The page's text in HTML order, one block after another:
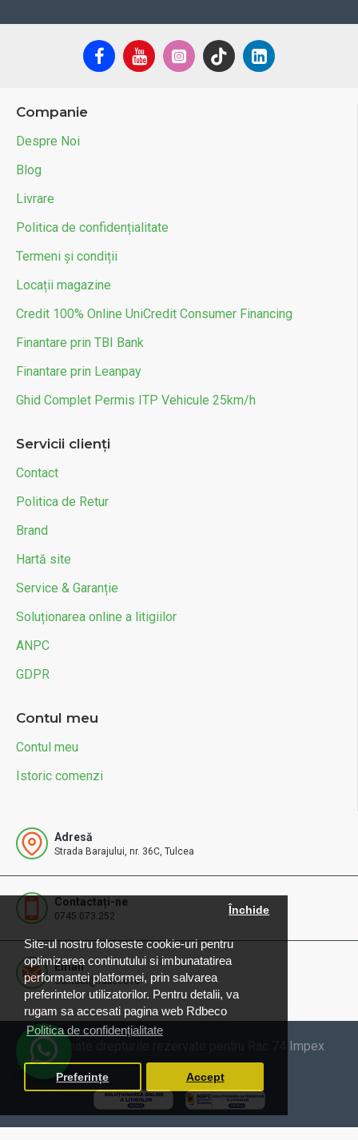
Site-ul nostru foloseste cookie-uri pentru
optimizarea continutului si imbunatatirea
performantei platformei, prin salvarea
preferintelor utilizatorilor. Pentru detalii, va
rugam sa accesati pagina web Rdbeco
Politica de confidențialitate
Închide
Preferințe Accept
Companie
Despre Noi
Blog
Livrare
Politica de confidențialitate
Termeni și condiții
Locații magazine
Credit 100% Online UniCredit Consumer Financing
Finantare prin TBI Bank
Finantare prin Leanpay
Ghid Complet Permis ITP Vehicule 25km/h
Servicii clienți
Contact
Politica de Retur
Brand
Hartă site
Service & Garanție
Soluționarea online a litigiilor
ANPC
GDPR
Contul meu
Contul meu
Istoric comenzi
Adresă
Strada Barajului, nr. 36C, Tulcea
Contactați-ne
0745.073.252
Email
contact@rdbeco.ro
© 2025 Toate drepturile rezervate pentru Rac 74 Impex
SRL